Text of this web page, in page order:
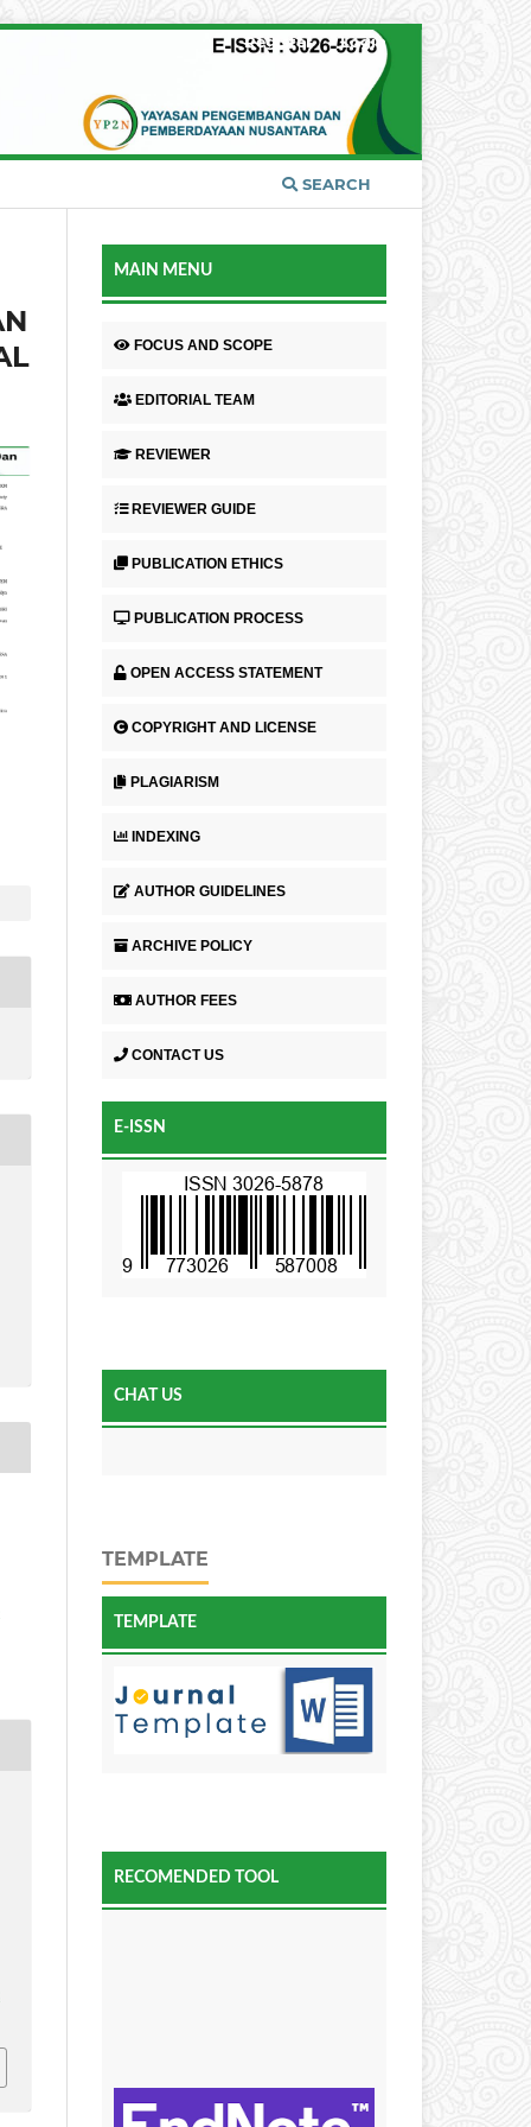
SEARCH
Register Login
MAIN MENU
FOCUS AND SCOPE
EDITORIAL TEAM
REVIEWER
REVIEWER GUIDE
PUBLICATION ETHICS
PUBLICATION PROCESS
OPEN ACCESS STATEMENT
COPYRIGHT AND LICENSE
PLAGIARISM
INDEXING
AUTHOR GUIDELINES
ARCHIVE POLICY
AUTHOR FEES
CONTACT US
E-ISSN
CHAT US
TEMPLATE
TEMPLATE
RECOMENDED TOOL